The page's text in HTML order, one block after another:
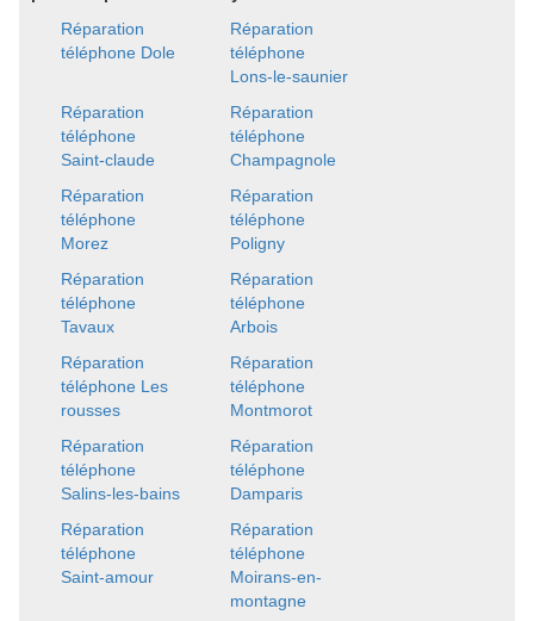
Réparation
téléphone Dole
Réparation
téléphone
Lons-le-saunier
Réparation
téléphone
Saint-claude
Réparation
téléphone
Champagnole
Réparation
téléphone
Morez
Réparation
téléphone
Poligny
Réparation
téléphone
Tavaux
Réparation
téléphone
Arbois
Réparation
téléphone Les
rousses
Réparation
téléphone
Montmorot
Réparation
téléphone
Salins-les-bains
Réparation
téléphone
Damparis
Réparation
téléphone
Saint-amour
Réparation
téléphone
Moirans-en-
montagne